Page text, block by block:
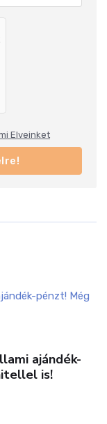
Elveinket
ajándék-
is!